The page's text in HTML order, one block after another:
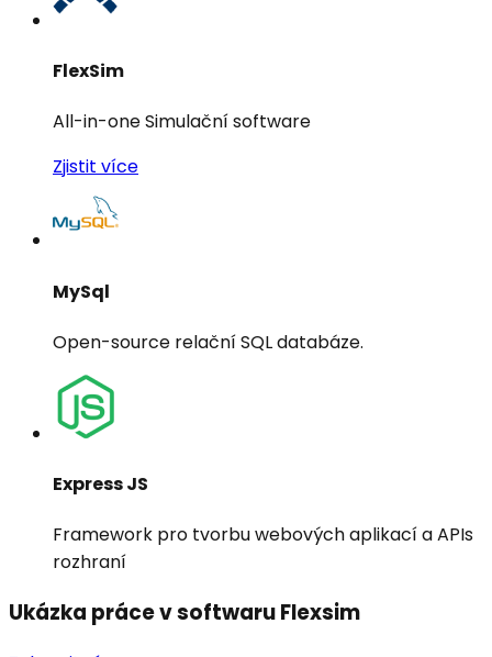
FlexSim
All-in-one Simulační software
Zjistit více
MySql
Open-source relační SQL databáze.
Express JS
Framework pro tvorbu webových aplikací a APIs
rozhraní
Ukázka práce v softwaru Flexsim